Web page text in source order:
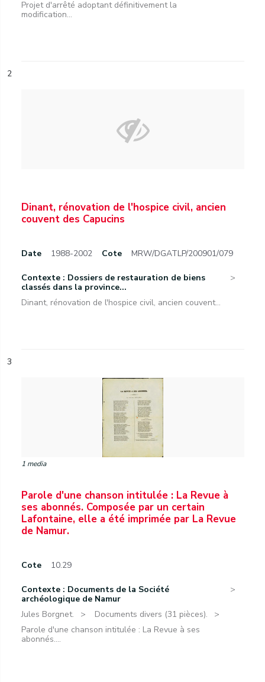
Projet d'arrêté adoptant définitivement la
modification...
2
Dinant, rénovation de l'hospice civil, ancien
couvent des Capucins
Date 1988-2002 Cote MRW/DGATLP/200901/079
Contexte : Dossiers de restauration de biens
classés dans la province...
Dinant, rénovation de l'hospice civil, ancien couvent...
3
1 media
Parole d'une chanson intitulée : La Revue à
ses abonnés. Composée par un certain
Lafontaine, elle a été imprimée par La Revue
de Namur.
Cote 10.29
Contexte : Documents de la Société
archéologique de Namur
Jules Borgnet.
Documents divers (31 pièces).
Parole d'une chanson intitulée : La Revue à ses
abonnés....